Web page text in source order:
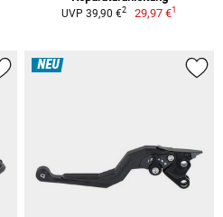
UVP 39,90 €2 29,97 €1
NEU